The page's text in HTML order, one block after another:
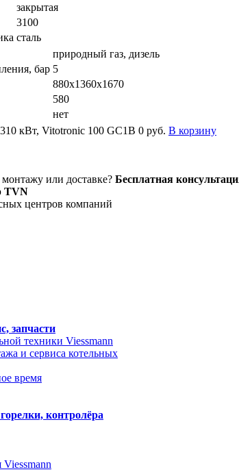
закрытая
3100
сталь
природный газ, дизель
бар 5
880x1360x1670
580
нет
кВт, Vitotronic 100 GC1B 0 руб. В корзину
или доставке? Бесплатная
TVN
центров компаний
запчасти
техники Viessmann
и сервиса котельных
время
контролёра